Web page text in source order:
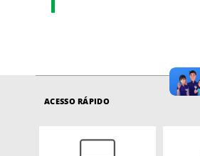
ACESSO RÁPIDO